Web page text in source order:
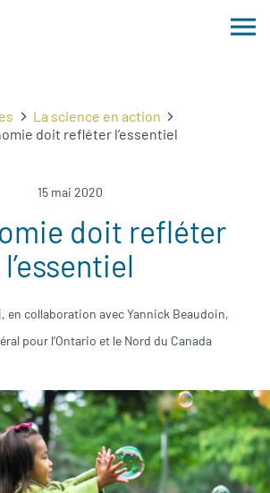
La science en action
doit refléter l’essentiel
15 mai 2020
doit refléter
l’essentiel
en collaboration avec Yannick Beaudoin,
pour l’Ontario et le Nord du Canada